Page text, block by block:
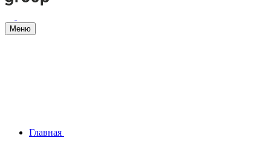
Меню
Главная